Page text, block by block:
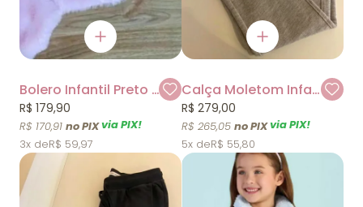
Bolero Infantil Preto Baby Pelúcia Petit Cherie
R$ 170,91 via PIX!
R$ 179,90
3x R$ 59,97
Calça Moletom Infantil Cinza Calvin Klein
R$ 265,05 via PIX!
R$ 279,00
5x R$ 55,80